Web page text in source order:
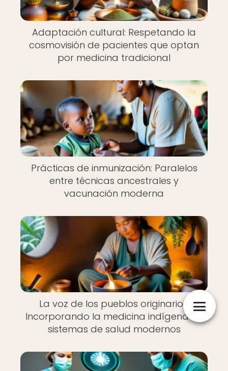
Adaptación cultural: Respetando la
cosmovisión de pacientes que optan
por medicina tradicional
Prácticas de inmunización: Paralelos
entre técnicas ancestrales y
vacunación moderna
La voz de los pueblos originarios:
Incorporando la medicina indígena en
sistemas de salud modernos